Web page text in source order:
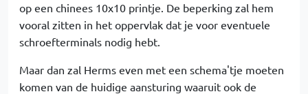
op een chinees 10x10 printje. De beperking zal hem
vooral zitten in het oppervlak dat je voor eventuele
schroefterminals nodig hebt.
Maar dan zal Herms even met een schema'tje moeten
komen van de huidige aansturing waaruit ook de